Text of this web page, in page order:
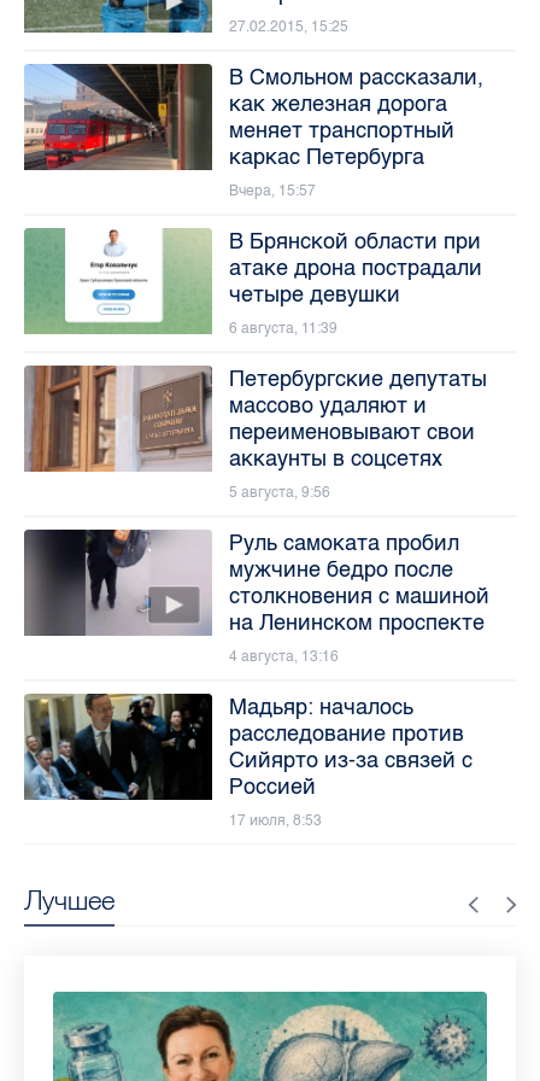
Лучшее
27.02.2015, 15:25
В Смольном рассказали,
как железная дорога
меняет транспортный
каркас Петербурга
Вчера, 15:57
В Брянской области при
атаке дрона пострадали
четыре девушки
6 августа, 11:39
Петербургские депутаты
массово удаляют и
переименовывают свои
аккаунты в соцсетях
5 августа, 9:56
Руль самоката пробил
мужчине бедро после
столкновения с машиной
на Ленинском проспекте
4 августа, 13:16
Мадьяр: началось
расследование против
Сийярто из-за связей с
Россией
17 июля, 8:53